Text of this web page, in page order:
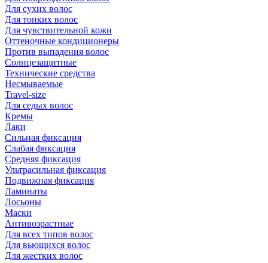
Для сухих волос
Для тонких волос
Для чувствительной кожи
Оттеночные кондиционеры
Против выпадения волос
Солнцезащитные
Технические средства
Несмываемые
Travel-size
Для седых волос
Кремы
Лаки
Сильная фиксация
Слабая фиксация
Средняя фиксация
Ультрасильная фиксация
Подвижная фиксация
Ламинаты
Лосьоны
Маски
Антивозрастные
Для всех типов волос
Для вьющихся волос
Для жестких волос